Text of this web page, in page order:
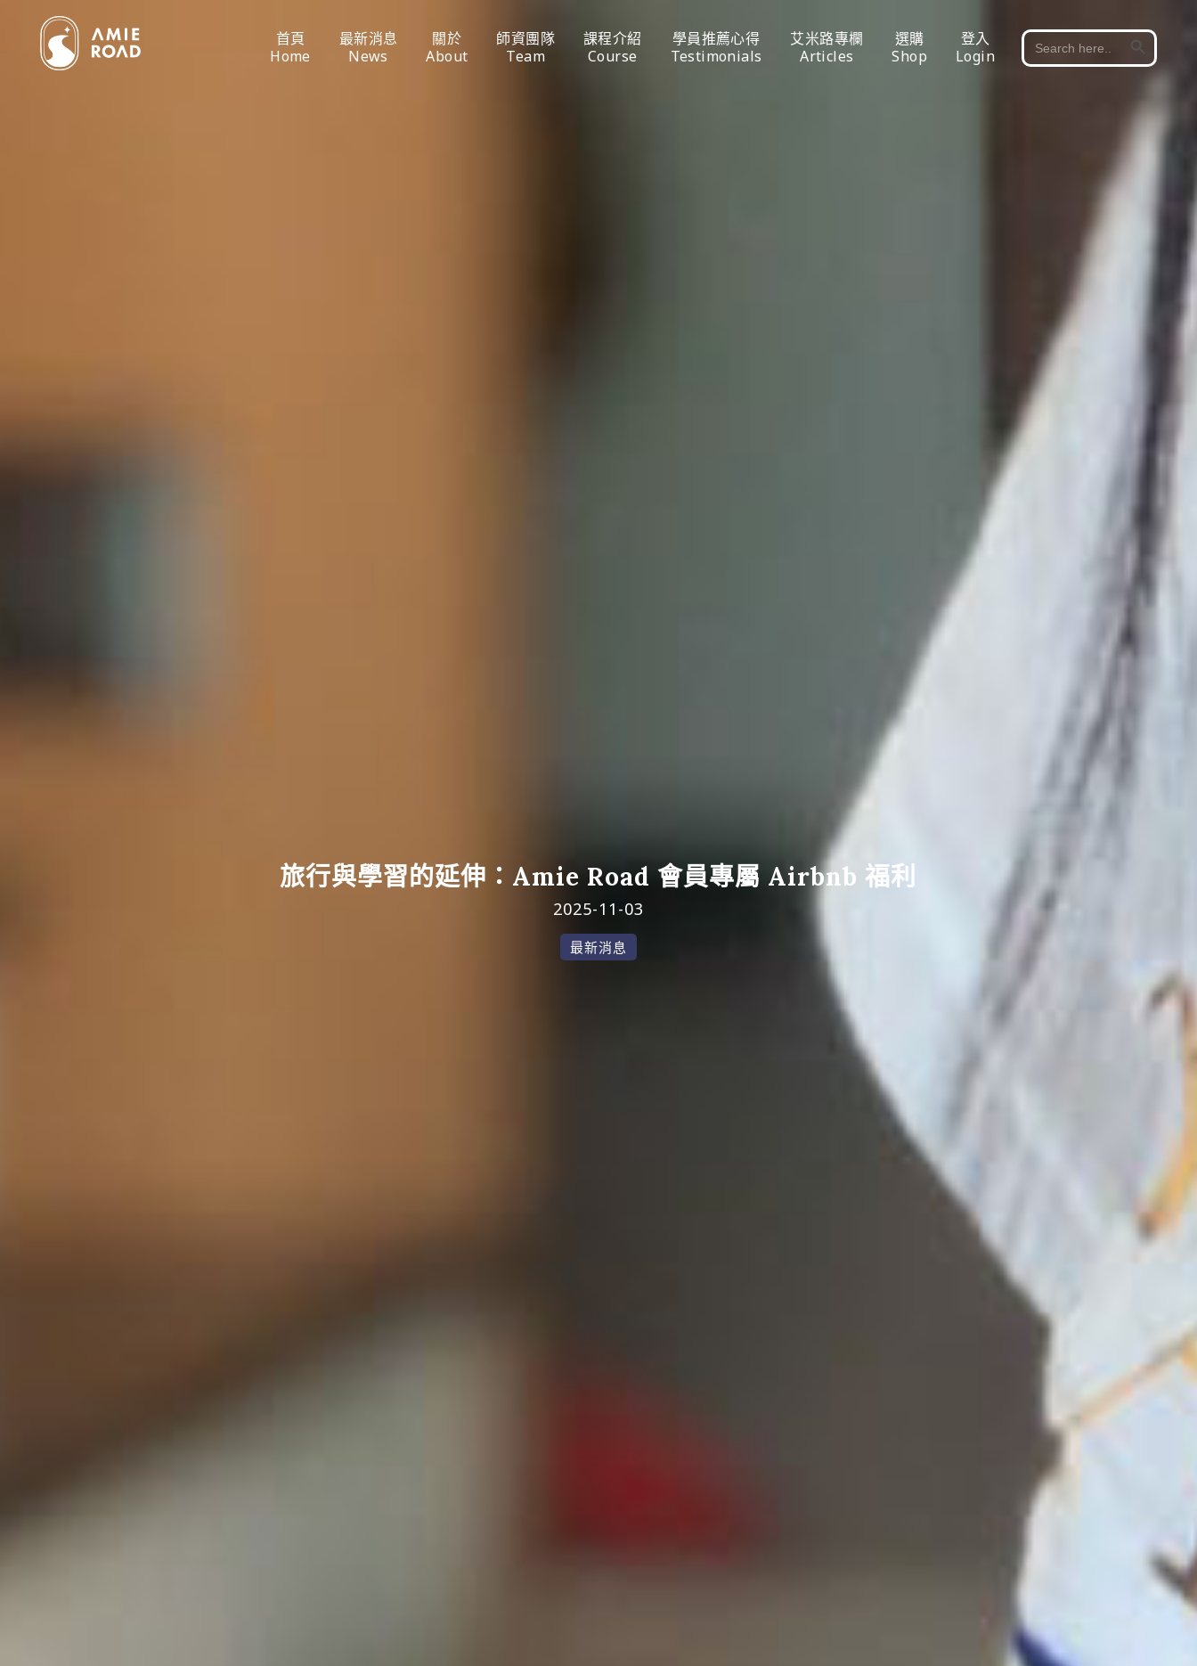
首頁
Home
最新消息
News
關於
About
師資團隊
Team
課程介紹
Course
學員推薦心得
Testimonials
艾米路專欄
Articles
選購
Shop
登入
Login
Search
for:
Search Button
旅行與學習的延伸：Amie Road 會員專屬 Airbnb 福利
2025-11-03
最新消息